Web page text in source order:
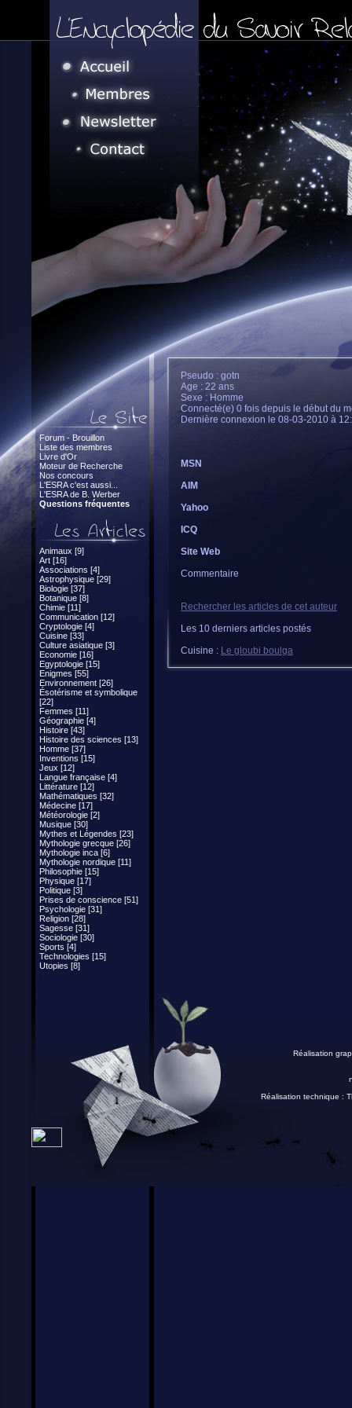
Forum - Brouillon
Liste des membres
Livre d'Or
Moteur de Recherche
Nos concours
L'ESRA c'est aussi...
L'ESRA de B. Werber
Questions fréquentes
Animaux [9]
Art [16]
Associations [4]
Astrophysique [29]
Biologie [37]
Botanique [8]
Chimie [11]
Communication [12]
Cryptologie [4]
Cuisine [33]
Culture asiatique [3]
Economie [16]
Egyptologie [15]
Enigmes [55]
Environnement [26]
Ésotérisme et symbolique
[22]
Femmes [11]
Géographie [4]
Histoire [43]
Histoire des sciences [13]
Homme [37]
Inventions [15]
Jeux [12]
Langue française [4]
Littérature [12]
Mathématiques [32]
Médecine [17]
Météorologie [2]
Musique [30]
Mythes et Légendes [23]
Mythologie grecque [26]
Mythologie inca [6]
Mythologie nordique [11]
Philosophie [15]
Physique [17]
Politique [3]
Prises de conscience [51]
Psychologie [31]
Religion [28]
Sagesse [31]
Sociologie [30]
Sports [4]
Technologies [15]
Utopies [8]
Pseudo : gotn
Age : 22 ans
Sexe : Homme
Connecté(e) 0 fois depuis le début du
Dernière connexion le 08-03-2010 à
MSN
AIM
Yahoo
ICQ
Site Web
Commentaire
Rechercher les articles de cet auteur
Les 10 derniers articles postés
Cuisine : Le gloubi boulga
Réalisation
Réalisation technique :